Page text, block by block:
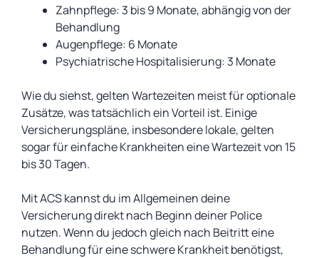
Zahnpflege: 3 bis 9 Monate, abhängig von der
Behandlung
Augenpflege: 6 Monate
Psychiatrische Hospitalisierung: 3 Monate
Wie du siehst, gelten Wartezeiten meist für optionale
Zusätze, was tatsächlich ein Vorteil ist. Einige
Versicherungspläne, insbesondere lokale, gelten
sogar für einfache Krankheiten eine Wartezeit von 15
bis 30 Tagen.
Mit ACS kannst du im Allgemeinen deine
Versicherung direkt nach Beginn deiner Police
nutzen. Wenn du jedoch gleich nach Beitritt eine
Behandlung für eine schwere Krankheit benötigst,